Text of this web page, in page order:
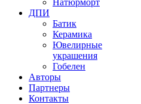
Натюрморт
ДПИ
Батик
Керамика
Ювелирные
украшения
Гобелен
Авторы
Партнеры
Контакты